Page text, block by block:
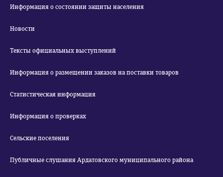
Информация о состоянии защиты населения
Новости
Тексты официальных выступлений
Информация о размещении заказов на поставки товаров
Статистическая информация
Информация о проверках
Сельские поселения
Публичные слушания Ардатовского муниципального района